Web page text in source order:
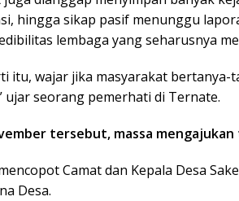
hingga sikap pasif menunggu
lembaga yang seharusnya
itu, wajar jika masyarakat bertanya-
seorang pemerhati di Ternate.
tersebut, massa
Camat dan Kepala Desa
Desa.